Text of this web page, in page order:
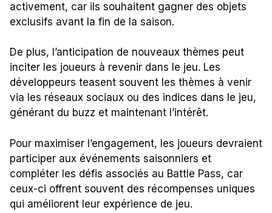
activement, car ils souhaitent gagner des objets
exclusifs avant la fin de la saison.
De plus, l’anticipation de nouveaux thèmes peut
inciter les joueurs à revenir dans le jeu. Les
développeurs teasent souvent les thèmes à venir
via les réseaux sociaux ou des indices dans le jeu,
générant du buzz et maintenant l’intérêt.
Pour maximiser l’engagement, les joueurs devraient
participer aux événements saisonniers et
compléter les défis associés au Battle Pass, car
ceux-ci offrent souvent des récompenses uniques
qui améliorent leur expérience de jeu.